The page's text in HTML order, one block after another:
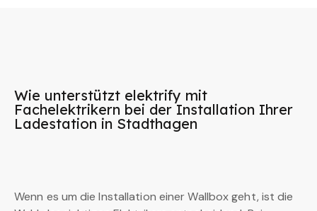
Wie unterstützt elektrify mit
Fachelektrikern bei der Installation Ihrer
Ladestation in Stadthagen
Wenn es um die Installation einer Wallbox geht, ist die